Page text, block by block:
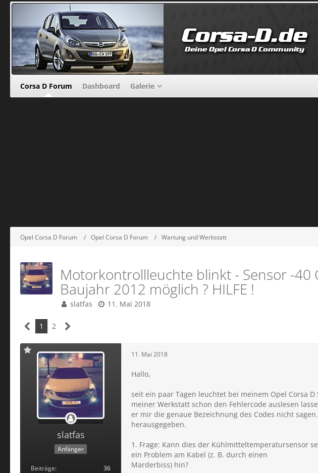
Corsa D Forum Dashboard Galerie
Opel Corsa D Forum Opel Corsa D Forum Wartung und Werkstatt
Motorkontrollleuchte blinkt - Sensor -40
Baujahr 2012 möglich ? HILFE !
slatfas 11. Mai 2018
1 2
slatfas
Anfänger
Beiträge
36
11. Mai 2018
Hallo,
seit ein paar Tagen leuchtet bei meinem Opel Corsa
meiner Werkstatt schon den Fehlercode auslesen
er mir die genaue Bezeichnung des Codes nicht
herausgegeben.
1. Frage: Kann dies der Kühlmitteltemperatursensor
ein Problem am Kabel (z. B. durch einen
Marderbiss) hin?